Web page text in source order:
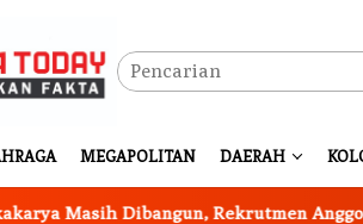
MEGAPOLITAN DAERAH
Dibangun, Rekrutmen Anggota